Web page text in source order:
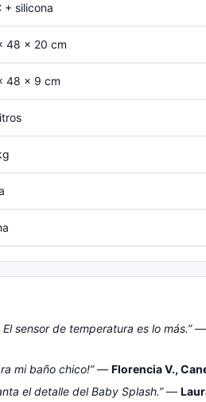
+ silicona
48 x 20 cm
48 x 9 cm
sensor de temperatura es lo más.”—
mi baño chico!”— Florencia V.,
el detalle del Baby Splash.”—